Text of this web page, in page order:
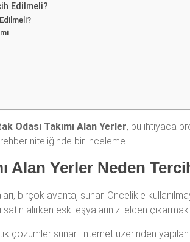
Edilmeli?
Odası Takımı Alan Yerler, bu ihtiyaca
niteliğinde bir inceleme.
Alan Yerler Neden
birçok avantaj sunar. Öncelikle
alırken eski eşyalarınızı elden
çözümler sunar. İnternet üzerinden